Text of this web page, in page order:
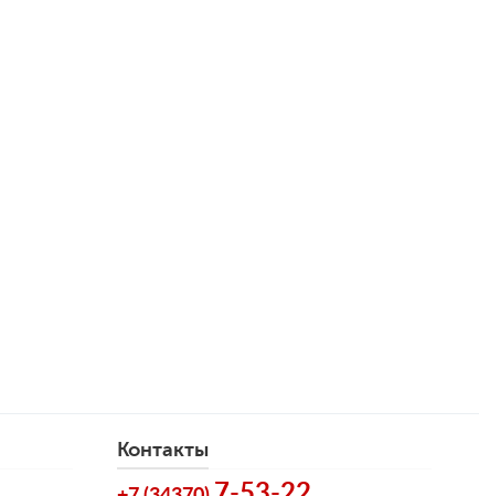
Контакты